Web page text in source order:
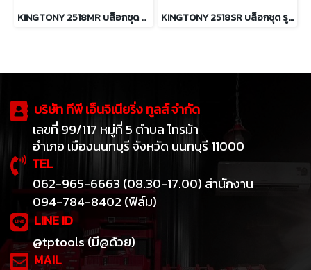
KINGTONY 2518MR บล็อกชุด รู 1/4” 18 ตัว/ชุด (ระบบมิล) KINGTONY 2518SR บล็อกชุด รู 1/4” 18 ตัว/ชุด (ระบบนิ้ว)
บริษัท ทีพี เอ็นจิเนียริ่ง ทูลส์ จำกัด
เลขที่ 99/117 หมู่ที่ 5 ตำบล ไทรม้า
อำเภอ เมืองนนทบุรี จังหวัด นนทบุรี 11000
TEL
062-965-6663 (08.30-17.00) สำนักงาน
094-784-8402 (ฟิล์ม)
LINE ID
@tptools (มี@ด้วย)
MAIL